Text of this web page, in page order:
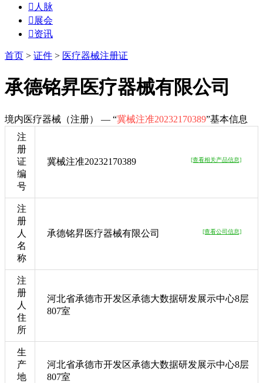
 人脉
 展会
资讯
首页 > 证件 > 医疗器械注册证
承德铭昇医疗器械有限公司
境内医疗器械（注册） — “冀械注准20232170389”基本信息
注
册
证
编
号
冀械注准20232170389 [查看相关产品信息]
注
册
人
名
称
承德铭昇医疗器械有限公司 [查看公司信息]
注
册
人
住
所
河北省承德市开发区承德大数据研发展示中心8层
807室
生
产
地
河北省承德市开发区承德大数据研发展示中心8层
807室